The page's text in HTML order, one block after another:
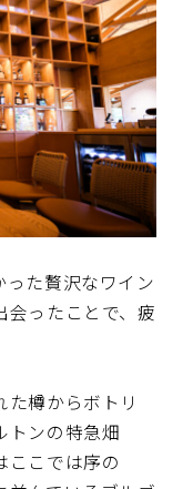
た贅沢なワイン
会ったことで、疲
樽からボトリ
トンの特急畑
ここでは序の